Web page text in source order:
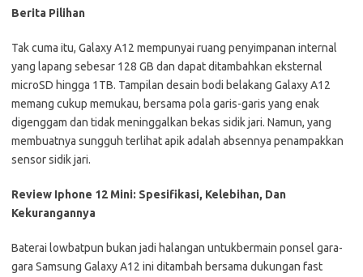
Berita Pilihan
Tak cuma itu, Galaxy A12 mempunyai ruang penyimpanan internal
yang lapang sebesar 128 GB dan dapat ditambahkan eksternal
microSD hingga 1TB. Tampilan desain bodi belakang Galaxy A12
memang cukup memukau, bersama pola garis-garis yang enak
digenggam dan tidak meninggalkan bekas sidik jari. Namun, yang
membuatnya sungguh terlihat apik adalah absennya penampakkan
sensor sidik jari.
Review Iphone 12 Mini: Spesifikasi, Kelebihan, Dan
Kekurangannya
Baterai lowbatpun bukan jadi halangan untukbermain ponsel gara-
gara Samsung Galaxy A12 ini ditambah bersama dukungan fast